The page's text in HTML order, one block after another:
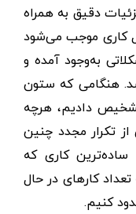
دقیق به همراه
کاری موجب می‌شود
به‌وجود آمده و
هنگامی که ستون
دادیم، هرچه
تکرار مجدد چنین
ساده‌ترین کاری که
کارهای در حال
کنیم.